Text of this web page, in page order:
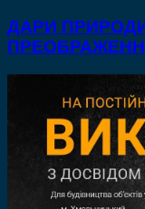
ДАРИ